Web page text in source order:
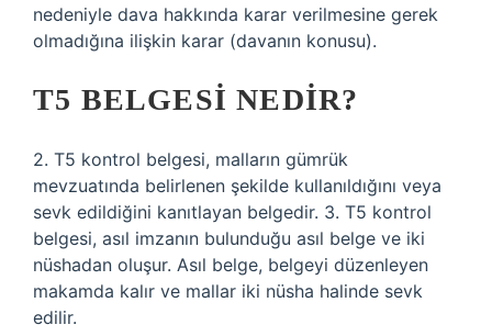
nedeniyle dava hakkında karar verilmesine gerek
olmadığına ilişkin karar (davanın konusu).
T5 BELGESI NEDIR?
2. T5 kontrol belgesi, malların gümrük
mevzuatında belirlenen şekilde kullanıldığını veya
sevk edildiğini kanıtlayan belgedir. 3. T5 kontrol
belgesi, asıl imzanın bulunduğu asıl belge ve iki
nüshadan oluşur. Asıl belge, belgeyi düzenleyen
makamda kalır ve mallar iki nüsha halinde sevk
edilir.